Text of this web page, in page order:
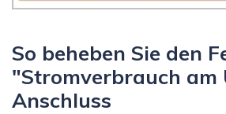
So beheben Sie den
"Stromverbrauch am
Anschluss